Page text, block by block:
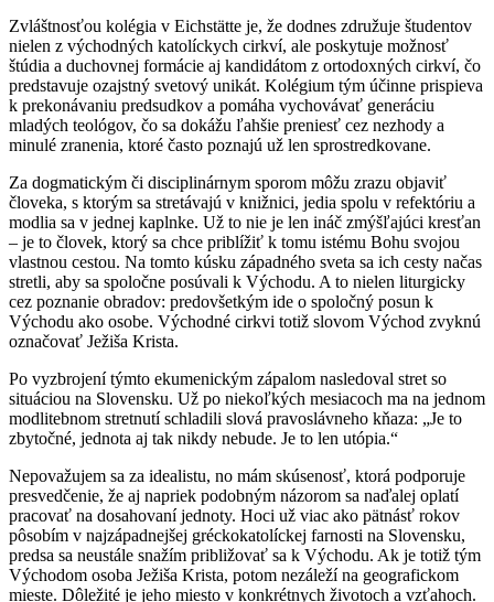
Zvláštnosťou kolégia v Eichstätte je, že dodnes združuje študentov
nielen z východných katolíckych cirkví, ale poskytuje možnosť
štúdia a duchovnej formácie aj kandidátom z ortodoxných cirkví, čo
predstavuje ozajstný svetový unikát. Kolégium tým účinne prispieva
k prekonávaniu predsudkov a pomáha vychovávať generáciu
mladých teológov, čo sa dokážu ľahšie preniesť cez nezhody a
minulé zranenia, ktoré často poznajú už len sprostredkovane.
Za dogmatickým či disciplinárnym sporom môžu zrazu objaviť
človeka, s ktorým sa stretávajú v knižnici, jedia spolu v refektóriu a
modlia sa v jednej kaplnke. Už to nie je len ináč zmýšľajúci kresťan
– je to človek, ktorý sa chce priblížiť k tomu istému Bohu svojou
vlastnou cestou. Na tomto kúsku západného sveta sa ich cesty načas
stretli, aby sa spoločne posúvali k Východu. A to nielen liturgicky
cez poznanie obradov: predovšetkým ide o spoločný posun k
Východu ako osobe. Východné cirkvi totiž slovom Východ zvyknú
označovať Ježiša Krista.
Po vyzbrojení týmto ekumenickým zápalom nasledoval stret so
situáciou na Slovensku. Už po niekoľkých mesiacoch ma na jednom
modlitebnom stretnutí schladili slová pravoslávneho kňaza: „Je to
zbytočné, jednota aj tak nikdy nebude. Je to len utópia.“
Nepovažujem sa za idealistu, no mám skúsenosť, ktorá podporuje
presvedčenie, že aj napriek podobným názorom sa naďalej oplatí
pracovať na dosahovaní jednoty. Hoci už viac ako pätnásť rokov
pôsobím v najzápadnejšej gréckokatolíckej farnosti na Slovensku,
predsa sa neustále snažím približovať sa k Východu. Ak je totiž tým
Východom osoba Ježiša Krista, potom nezáleží na geografickom
mieste. Dôležité je jeho miesto v konkrétnych životoch a vzťahoch.